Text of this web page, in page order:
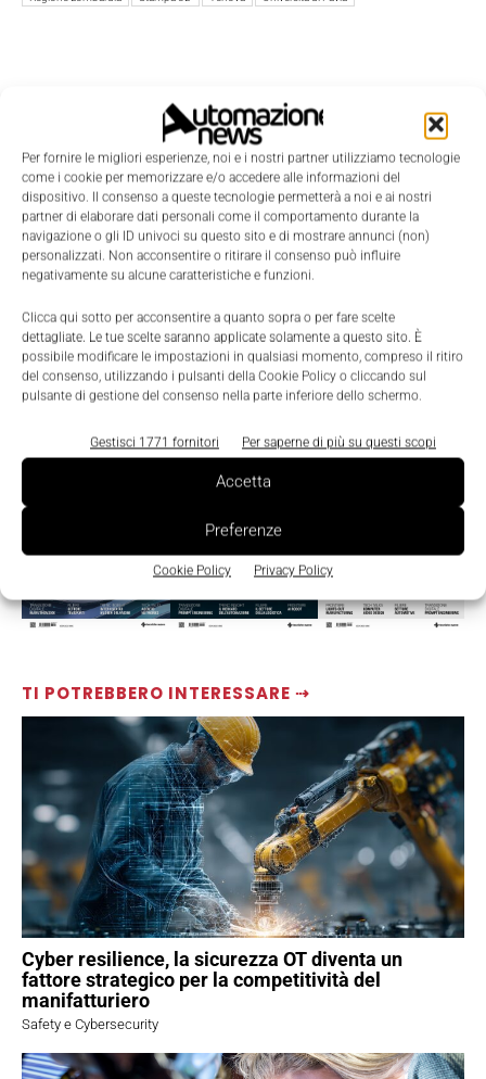
Per fornire le migliori esperienze, noi e i nostri partner utilizziamo tecnologie
come i cookie per memorizzare e/o accedere alle informazioni del
dispositivo. Il consenso a queste tecnologie permetterà a noi e ai nostri
partner di elaborare dati personali come il comportamento durante la
navigazione o gli ID univoci su questo sito e di mostrare annunci (non)
personalizzati. Non acconsentire o ritirare il consenso può influire
negativamente su alcune caratteristiche e funzioni.
Clicca qui sotto per acconsentire a quanto sopra o per fare scelte
dettagliate. Le tue scelte saranno applicate solamente a questo sito. È
possibile modificare le impostazioni in qualsiasi momento, compreso il ritiro
del consenso, utilizzando i pulsanti della Cookie Policy o cliccando sul
pulsante di gestione del consenso nella parte inferiore dello schermo.
Gestisci 1771 fornitori Per saperne di più su questi scopi
Accetta
Preferenze
Cookie Policy Privacy Policy
TI POTREBBERO INTERESSARE ⇢
Cyber resilience, la sicurezza OT diventa un
fattore strategico per la competitività del
manifatturiero
Safety e Cybersecurity